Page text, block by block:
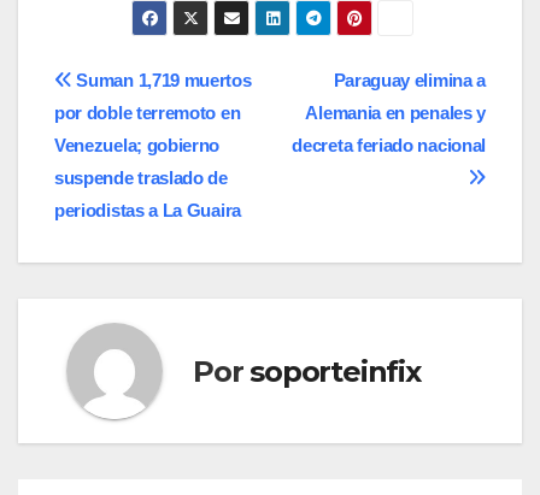
Navegación
de
entradas
Paraguay elimina a
Alemania en penales y
decreta feriado nacional
Suman 1,719 muertos
por doble terremoto en
Venezuela; gobierno
suspende traslado de
periodistas a La Guaira
Porsoporteinfix